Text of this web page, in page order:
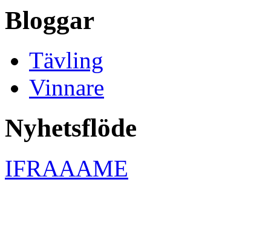
Bloggar
Tävling
Vinnare
Nyhetsflöde
IFRAAAME